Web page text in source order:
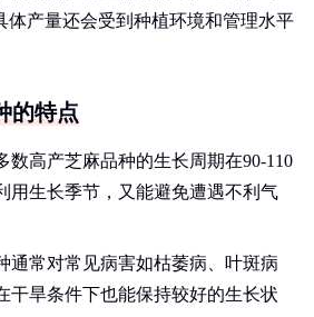
体产量还会受到种植环境和管理水平
的特点
数高产芝麻品种的生长周期在90-110
用生长季节，又能避免遭遇不利气
通常对常见病害如枯萎病、叶斑病
干旱条件下也能保持较好的生长状